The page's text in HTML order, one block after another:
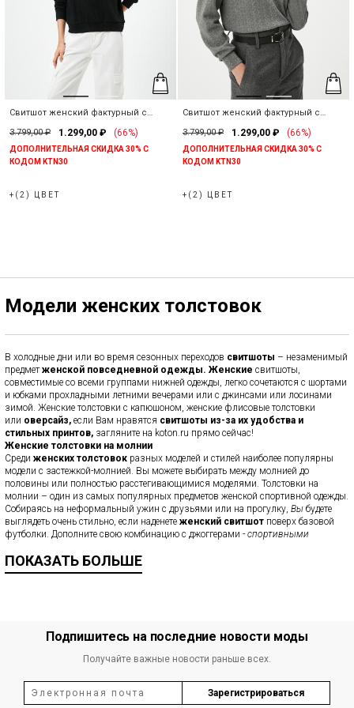
Свитшот женский фактурный с
3.799,00 ₽ 1.299,00 ₽ (66%)
ДОПОЛНИТЕЛЬНАЯ СКИДКА 30% С
КОДОМ KTN30
+(2) ЦВЕТ
Свитшот женский фактурный с
3.799,00 ₽ 1.299,00 ₽ (66%)
ДОПОЛНИТЕЛЬНАЯ СКИДКА 30% С
КОДОМ KTN30
+(2) ЦВЕТ
Модели женских толстовок
В холодные дни или во время сезонных переходов свитшоты – незаменимый
предметженской повседневной одежды. Женские свитшоты,
совместимые со всеми группами нижней одежды, легко сочетаются с шортами
и юбками прохладными летними вечерами или с джинсами или лосинами
зимой. Женские толстовки с капюшоном, женские флисовые толстовки
или оверсайз, если Вам нравятся свитшоты из-за их удобства и
стильных принтов, загляните на koton.ru прямо сейчас!
Женские толстовки на молнии
Среди женских толстовок разных моделей и стилей наиболее популярны
модели с застежкой-молнией. Вы можете выбирать между молнией до
половины или полностью расстегивающимися моделями. Толстовки на
молнии – один из самых популярных предметов женской спортивной одежды.
Собираясь на неформальный ужин с друзьями или на прогулку, Вы будете
выглядеть очень стильно, если наденете женский свитшот поверх базовой
футболки. Дополните свою комбинацию с джоггерами - спортивными
толстовки на молнии в том, что ее
продолжить день в футболке, когда станет жарко. Ознакомьтесь с нашей
можете найтии оверсайз толстовки, особенно стильные в сочетании с
женской одежде. Это один из самых удобных предметов повседневной одежды,
толстовки оверсайз, принтованные или базовые с карманами-кенгуру. Вы
можете комбинировать
женские длинные модели свитшотовкак туники и
ПОКАЗАТЬ БОЛЬШЕ
Подпишитесь на последние новости моды
Получайте важные новости раньше всех.
Зарегистрироваться